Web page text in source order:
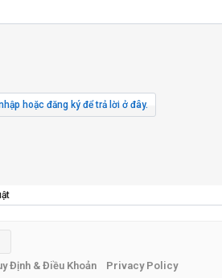
hoặc đăng ký để trả lời ở đây.
Định & Điều Khoản
Privacy Policy